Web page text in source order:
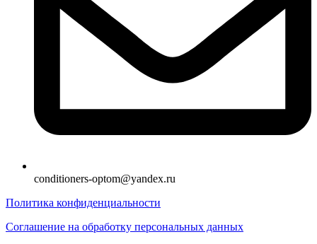
conditioners-optom@yandex.ru
Политика конфиденциальности
Соглашение на обработку персональных данных